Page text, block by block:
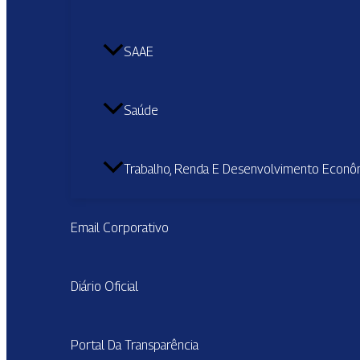
SAAE
Saúde
Trabalho, Renda E Desenvolvimento
Email Corporativo
Diário Oficial
Portal Da Transparência